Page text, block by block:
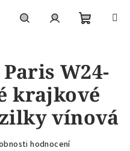
košík
W24-
krajkové
vínová
hodnocení